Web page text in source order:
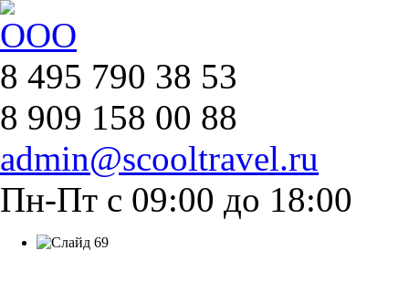
8 495 790 38 53
8 909 158 00 88
admin@scooltravel.ru
Пн-Пт с 09:00 до 18:00